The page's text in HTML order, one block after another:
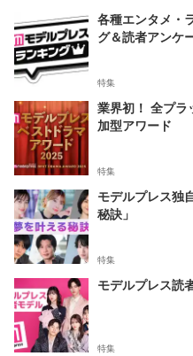
各種エンタメ・
グ＆読者アンケ
特集
業界初！ 全プラ
加型アワード
特集
モデルプレス独
秘訣」
特集
モデルプレス読
特集